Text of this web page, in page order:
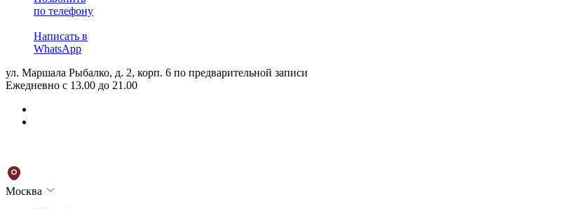
по телефону
Написать в
WhatsApp
ул. Маршала Рыбалко, д. 2, корп. 6 по предварительной записи
Ежедневно с 13.00 до 21.00
Москва